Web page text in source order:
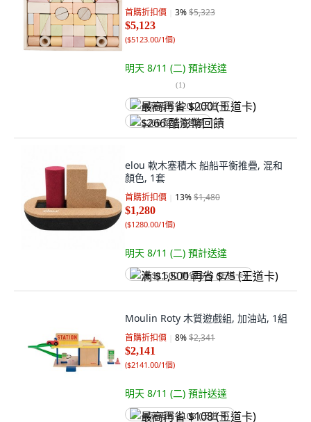
首購折扣價 3%$5,323
$5,123
($5123.00/1個)
明天 8/11 (二) 預計送達
(1)
最高再省 $200 (王道卡)
$266 酷澎幣回饋
elou 軟木塞積木 船船平衡推疊, 混和
顏色, 1套
首購折扣價 13%$1,480
$1,280
($1280.00/1個)
明天 8/11 (二) 預計送達
满 $1,500 再省 $75 (王道卡)
Moulin Roty 木質遊戲組, 加油站, 1組
首購折扣價 8%$2,341
$2,141
($2141.00/1個)
明天 8/11 (二) 預計送達
最高再省 $108 (王道卡)